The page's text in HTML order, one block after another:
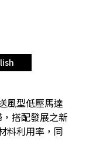
風型低壓馬達
搭配發展之新
料利用率，同